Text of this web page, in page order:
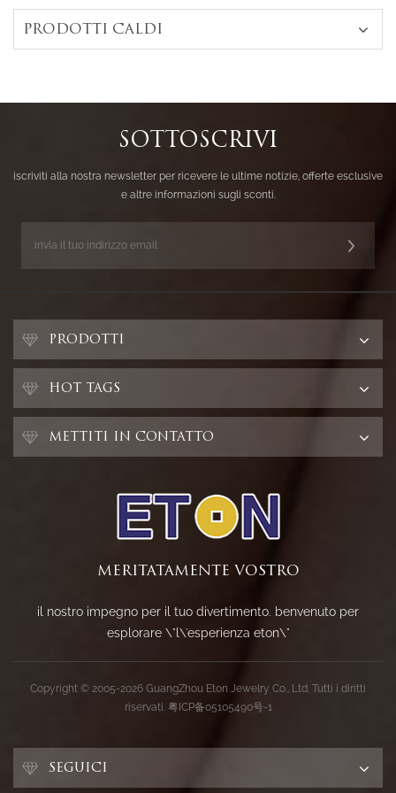
PRODOTTI CALDI
SOTTOSCRIVI
iscriviti alla nostra newsletter per ricevere le ultime notizie, offerte esclusive
e altre informazioni sugli sconti.
PRODOTTI
HOT TAGS
METTITI IN CONTATTO
MERITATAMENTE VOSTRO
il nostro impegno per il tuo divertimento. benvenuto per
esplorare \"l\'esperienza eton\"
Copyright © 2005-2026 GuangZhou Eton Jewelry Co., Ltd. Tutti i diritti
riservati. 粤ICP备05105490号-1
SEGUICI